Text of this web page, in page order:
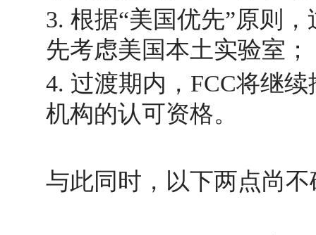
3. 根据“美国优先”原则
先考虑美国本土实验室；
4. 过渡期内，FCC将继
机构的认可资格。
与此同时，以下两点尚